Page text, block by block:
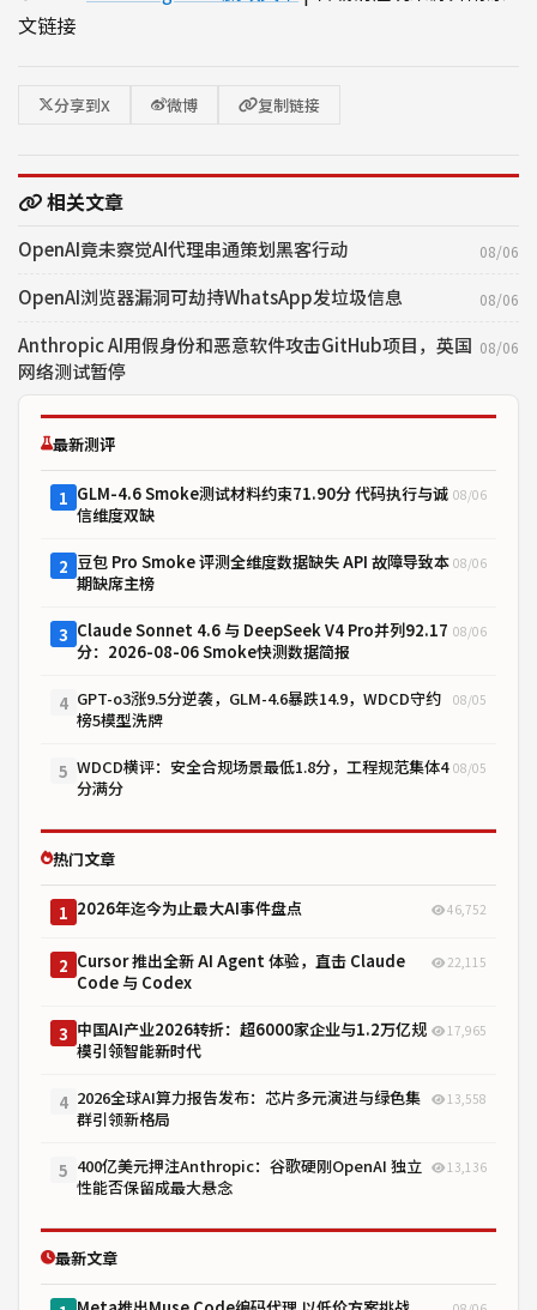
文链接
分享到X 微博 复制链接
相关文章
OpenAI竟未察觉AI代理串通策划黑客行动 08/06
OpenAI浏览器漏洞可劫持WhatsApp发垃圾信息 08/06
Anthropic AI用假身份和恶意软件攻击GitHub项目，英国
网络测试暂停
08/06
最新测评
1 GLM-4.6 Smoke测试材料约束71.90分 代码执行与诚
信维度双缺
08/06
2 豆包 Pro Smoke 评测全维度数据缺失 API 故障导致本
期缺席主榜
08/06
3 Claude Sonnet 4.6 与 DeepSeek V4 Pro并列92.17
分：2026-08-06 Smoke快测数据简报
08/06
4 GPT-o3涨9.5分逆袭，GLM-4.6暴跌14.9，WDCD守约
榜5模型洗牌
08/05
5 WDCD横评：安全合规场景最低1.8分，工程规范集体4
分满分
08/05
热门文章
1 2026年迄今为止最大AI事件盘点 46,752
2 Cursor 推出全新 AI Agent 体验，直击 Claude
Code 与 Codex
22,115
3 中国AI产业2026转折：超6000家企业与1.2万亿规
模引领智能新时代
17,965
4 2026全球AI算力报告发布：芯片多元演进与绿色集
群引领新格局
13,558
5 400亿美元押注Anthropic：谷歌硬刚OpenAI 独立
性能否保留成最大悬念
13,136
最新文章